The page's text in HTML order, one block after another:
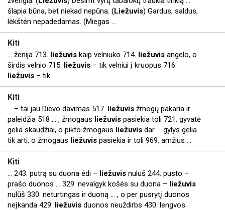
šlapia būna, bet niekad nepūna. (Liežuvis) Gardus, saldus,
lėkštėn nepadedamas. (Miegas ...
Kiti
... ženija 713. liežuvis kaip velniuko 714. liežuvis angelo, o
širdis velnio 715. liežuvis – tik velniui į kruopus 716.
liežuvis – tik ...
Kiti
... – tai jau Dievo davimas 517. liežuvis žmogų pakaria ir
paleidžia 518 ... , žmogaus liežuvis pasiekia toli 721. gyvatė
gelia skaudžiai, o pikto žmogaus liežuvis dar ... gylys gelia
tik arti, o žmogaus liežuvis pasiekia ir toli 969. amžius ...
Kiti
... 243. putrą su duona ėdi – liežuvis nuluš 244. pusto –
prašo duonos ... 329. nevalgyk košės su duona – liežuvis
nulūš 330. neturtingas ir duoną ... , o per pusrytį duonos
neįkanda 429. liežuvis duonos neuždirbs 430. lengvos